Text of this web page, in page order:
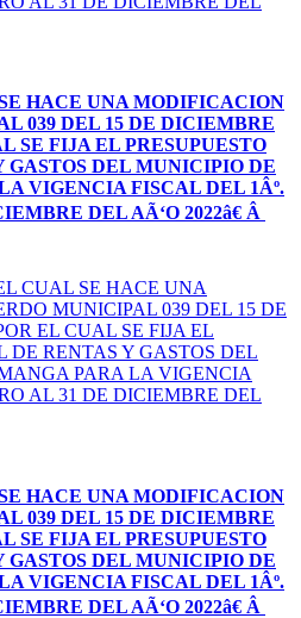
HACE UNA MODIFICACION
039 DEL 15 DE DICIEMBRE
SE FIJA EL PRESUPUESTO
GASTOS DEL MUNICIPIO DE
VIGENCIA FISCAL DEL 1Âº.
DEL AÃ‘O 2022â€ Â
HACE UNA MODIFICACION
039 DEL 15 DE DICIEMBRE
SE FIJA EL PRESUPUESTO
GASTOS DEL MUNICIPIO DE
VIGENCIA FISCAL DEL 1Âº.
DEL AÃ‘O 2022â€ Â